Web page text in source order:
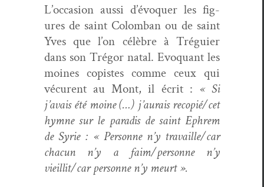
L’occasion aus­si d’évoquer les fig­
ures de saint Colom­ban ou de saint
Yves que l’on célèbre à Tréguier
dans son Tré­gor natal. Evo­quant les
moines copistes comme ceux qui
vécurent au Mont, il écrit : « Si
j’avais été moine (…) j’aurais recopié/cet
hymne sur le par­adis de saint Ephrem
de Syrie : « Per­son­ne n’y travaille/car
cha­cun n’y a faim/personne n’y
vieillit/car per­son­ne n’y meurt ».